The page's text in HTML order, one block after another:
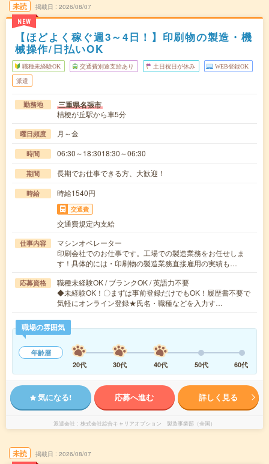
未読
NEW
掲載日 2026/08/07
【ほどよく稼ぐ週3～4日！】印刷物の製造・機
械操作/日払いOK
職種未経験OK 交通費別途支給あり 土日祝日が休み WEB登録OK
派遣
勤務地 三重県名張市
桔梗が丘駅から車5分
曜日頻度 月～金
時間 06:30～18:3018:30～06:30
期間 長期でお仕事できる方、大歓迎！
時給 時給1540円
交通費
交通費規定内支給
仕事内容
マシンオペレーター
印刷会社でのお仕事です。工場での製造業務をお任せしま
す！具体的には・印刷物の製造業務直接雇用の実績も…
応募資格
職種未経験OK / ブランクOK / 英語力不要
◆未経験OK！〇まずは事前登録だけでもOK！履歴書不要で
気軽にオンライン登録★氏名・職種などを入力す…
職場の雰囲気
年齢層
20代
30代 40代 50代 60代
気になる! 応募へ進む 詳しく見る
派遣会社 株式会社綜合キャリアオプション 製造事業部（全国）
未読 掲載日 2026/08/07